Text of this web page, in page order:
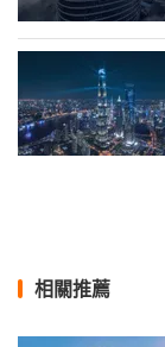
相關推薦